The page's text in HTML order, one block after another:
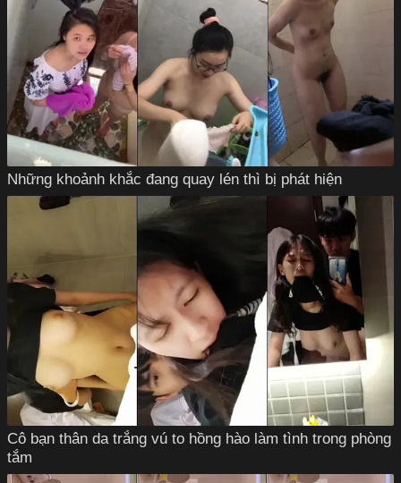
Những khoảnh khắc đang quay lén thì bị phát hiện
Cô bạn thân da trắng vú to hồng hào làm tình trong phòng
tắm